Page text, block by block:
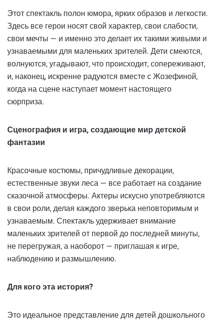
Этот спектакль полон юмора, ярких образов и легкости.
Здесь все герои носят свой характер, свои слабости,
свои мечты — и именно это делает их такими живыми и
узнаваемыми для маленьких зрителей. Дети смеются,
волнуются, угадывают, что происходит, сопереживают,
и, наконец, искренне радуются вместе с Жозефиной,
когда на сцене наступает момент настоящего
сюрприза.
Сценография и игра, создающие мир детской
фантазии
Красочные костюмы, причудливые декорации,
естественные звуки леса — все работает на создание
сказочной атмосферы. Актеры искусно употребляются
в свои роли, делая каждого зверька неповторимым и
узнаваемым. Спектакль удерживает внимание
маленьких зрителей от первой до последней минуты,
не перегружая, а наоборот — приглашая к игре,
наблюдению и размышлению.
Для кого эта история?
Это идеальное представление для детей дошкольного